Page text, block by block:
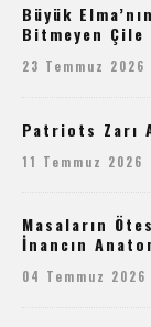
Büyük
Bitmeyen Çile
23 Temmuz 2026
Patriots Zarı
11 Temmuz 2026
Masaların
İnancın
04 Temmuz 2026